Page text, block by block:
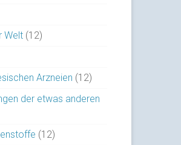
Welt (12)
Arzneien (12)
der etwas anderen
(12)